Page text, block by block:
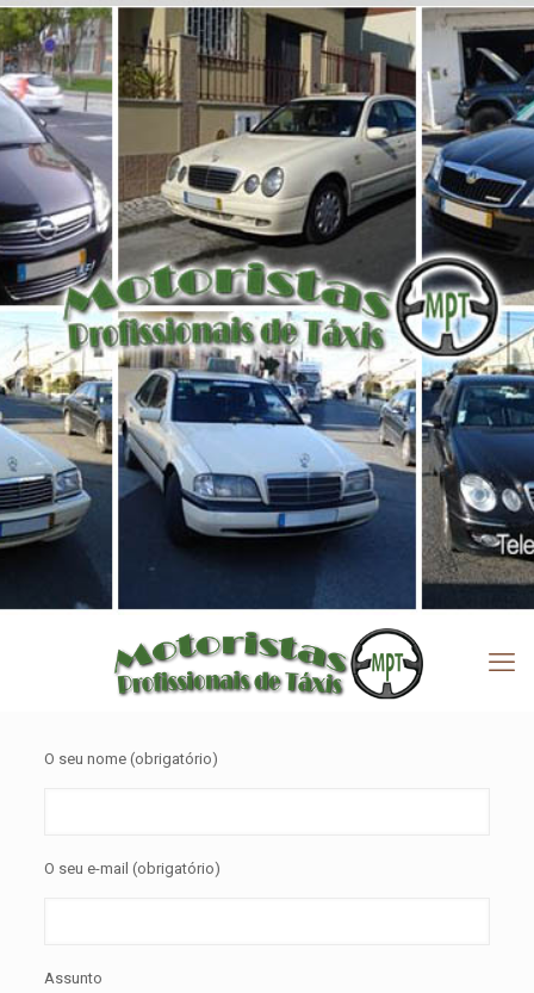
O seu nome (obrigatório)
O seu e-mail (obrigatório)
Assunto